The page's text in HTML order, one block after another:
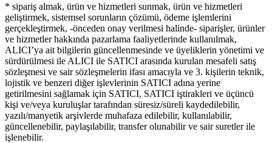
* sipariş almak, ürün ve hizmetleri sunmak, ürün ve hizmetleri
geliştirmek, sistemsel sorunların çözümü, ödeme işlemlerini
gerçekleştirmek, -önceden onay verilmesi halinde- siparişler, ürünler
ve hizmetler hakkında pazarlama faaliyetlerinde kullanılmak,
ALICI’ya ait bilgilerin güncellenmesinde ve üyeliklerin yönetimi ve
sürdürülmesi ile ALICI ile SATICI arasında kurulan mesafeli satış
sözleşmesi ve sair sözleşmelerin ifası amacıyla ve 3. kişilerin teknik,
lojistik ve benzeri diğer işlevlerinin SATICI adına yerine
getirilmesini sağlamak için SATICI, SATICI iştirakleri ve üçüncü
kişi ve/veya kuruluşlar tarafından süresiz/süreli kaydedilebilir,
yazılı/manyetik arşivlerde muhafaza edilebilir, kullanılabilir,
güncellenebilir, paylaşılabilir, transfer olunabilir ve sair suretler ile
işlenebilir.